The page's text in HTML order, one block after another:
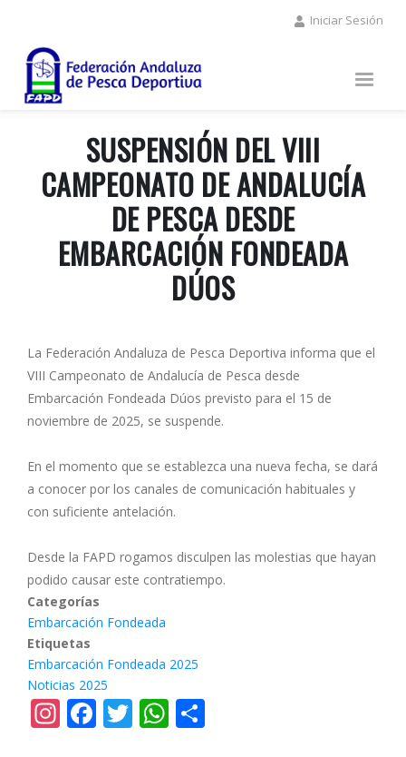
contenido
principal
Iniciar Sesión
SUSPENSIÓN DEL VIII
CAMPEONATO DE ANDALUCÍA
DE PESCA DESDE
EMBARCACIÓN FONDEADA
DÚOS
La Federación Andaluza de Pesca Deportiva informa que el
VIII Campeonato de Andalucía de Pesca desde
Embarcación Fondeada Dúos previsto para el 15 de
noviembre de 2025, se suspende.
En el momento que se establezca una nueva fecha, se dará
a conocer por los canales de comunicación habituales y
con suficiente antelación.
Desde la FAPD rogamos disculpen las molestias que hayan
podido causar este contratiempo.
Categorías
Embarcación Fondeada
Etiquetas
Embarcación Fondeada 2025
Noticias 2025
Instagram
Facebook
TwitterWhatsApp